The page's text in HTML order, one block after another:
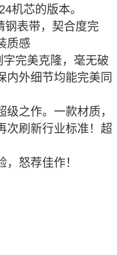
机芯的版本。
钢表带，契合度完
质感
完美克隆，毫无破
内外细节均能完美同
之作。一款材质，
次刷新行业标准！超
怒荐佳作！